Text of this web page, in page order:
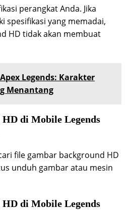
perangkat Anda. Jika
spesifikasi yang memadai,
HD tidak akan membuat
Legends: Karakter
Menantang
di Mobile Legends
file gambar background HD
unduh gambar atau mesin
di Mobile Legends